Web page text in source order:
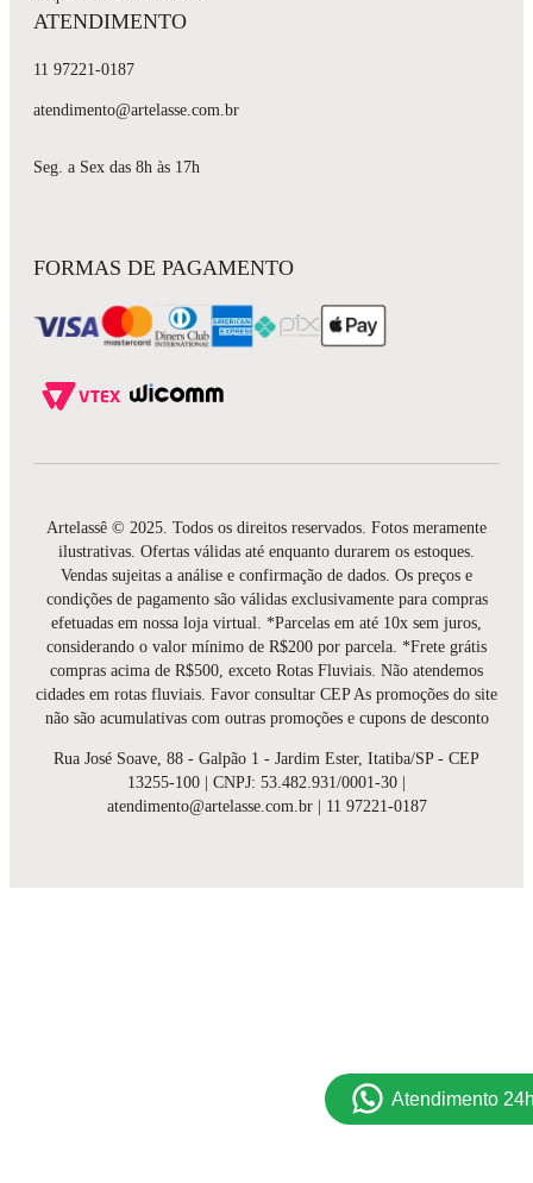
ATENDIMENTO
11 97221-0187
atendimento@artelasse.com.br
Seg. a Sex das 8h às 17h
FORMAS DE PAGAMENTO
Artelassê © 2025. Todos os direitos reservados. Fotos meramente
ilustrativas. Ofertas válidas até enquanto durarem os estoques.
Vendas sujeitas a análise e confirmação de dados. Os preços e
condições de pagamento são válidas exclusivamente para compras
efetuadas em nossa loja virtual. *Parcelas em até 10x sem juros,
considerando o valor mínimo de R$200 por parcela. *Frete grátis
compras acima de R$500, exceto Rotas Fluviais. Não atendemos
cidades em rotas fluviais. Favor consultar CEP As promoções do site
não são acumulativas com outras promoções e cupons de desconto
Rua José Soave, 88 - Galpão 1 - Jardim Ester, Itatiba/SP - CEP
13255-100 | CNPJ: 53.482.931/0001-30 |
atendimento@artelasse.com.br | 11 97221-0187
Atendimento